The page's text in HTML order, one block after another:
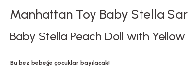
Manhattan Toy Baby Stella
Baby Stella Peach Doll with Yellow
Bu bez bebeğe çocuklar bayılacak!